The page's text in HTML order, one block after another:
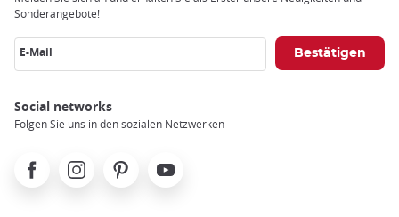
Sonderangebote!
E-Mail
Social networks
Folgen Sie uns in den sozialen Netzwerken
FacebookInstagramPinterest Youtube